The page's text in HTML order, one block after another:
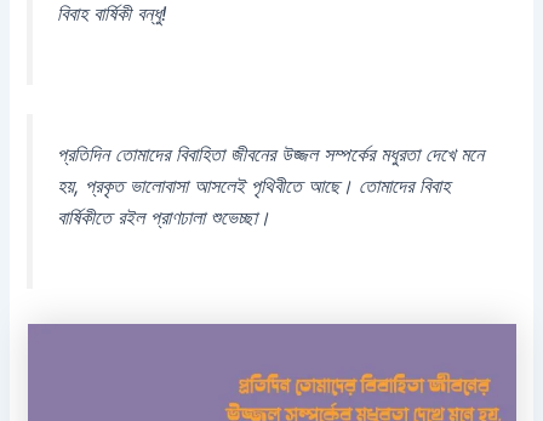
বিবাহ বার্ষিকী বন্ধু!
প্রতিদিন তোমাদের বিবাহিতা জীবনের উজ্জল সম্পর্কের মধুরতা দেখে মনে
হয়, প্রকৃত ভালোবাসা আসলেই পৃথিবীতে আছে। তোমাদের বিবাহ
বার্ষিকীতে রইল প্রাণঢালা শুভেচ্ছা।